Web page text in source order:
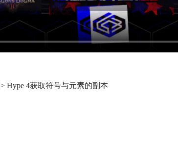
> Hype 4获取符号与元素的副本